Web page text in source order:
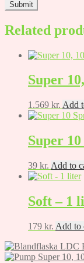
Related
Super
1.569 kr. Add
Super
39 kr. Add to
Soft – 1
179 kr. Add to